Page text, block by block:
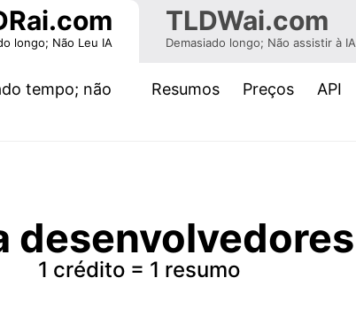
longo; Não Leu IA
TLDWai.com
Demasiado longo; Não assistir à IA
tempo; não
Resumos Preços API
desenvolvedores
1 crédito = 1 resumo